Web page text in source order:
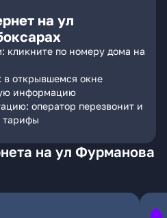
на ул
кликните по номеру дома на
в открывшемся окне
информацию
оператор перезвонит и
тарифы
на ул Фурманова